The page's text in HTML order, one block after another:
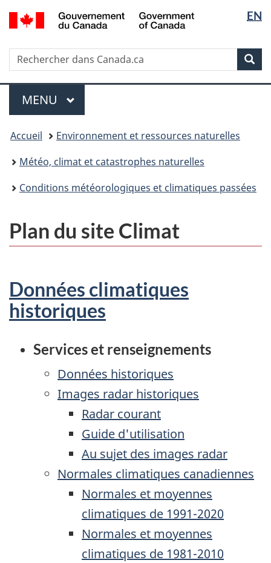
Passer
au
principal
Passer
à
version
HTML
simplifiée
la
langue
EN
Recherche
Rechercher
dans
Canada.ca
Menu
MENU PRINCIPAL
êtes
ici
Accueil
Environnement et ressources naturelles
Météo, climat et catastrophes naturelles
Conditions météorologiques et climatiques passées
Plan du site Climat
Données climatiques
historiques
Services et renseignements
Données historiques
Images radar historiques
Radar courant
Guide d'utilisation
Au sujet des images radar
Normales climatiques canadiennes
Normales et moyennes
climatiques de 1991-2020
Normales et moyennes
climatiques de 1981-2010